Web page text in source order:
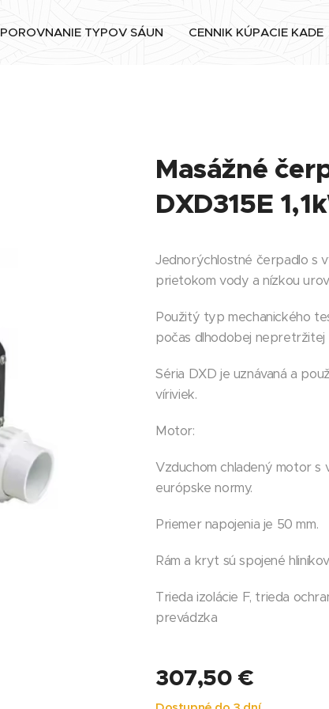
POROVNANIE TYPOV SÁUN CENNIK KÚPACIE KADE
Masážné
DXD315E
Jednorýchlostné čerpadlo s
prietokom vody a nízkou
Použitý typ mechanického
počas dlhodobej nepretržitej
Séria DXD je uznávaná a
víriviek.
Motor:
Vzduchom chladený motor s
európske normy.
Priemer napojenia je 50 mm.
Rám a kryt sú spojené
Trieda izolácie F, trieda
prevádzka
307,50 €